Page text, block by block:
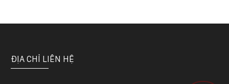
ĐỊA CHỈ LIÊN HỆ